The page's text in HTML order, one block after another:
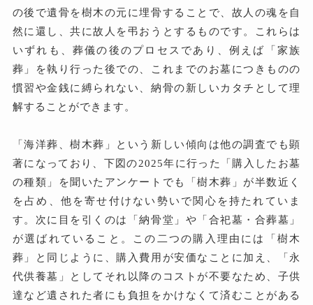
の後で遺骨を樹木の元に埋骨することで、故人の魂を自
然に還し、共に故人を弔おうとするものです。これらは
いずれも、葬儀の後のプロセスであり、例えば「家族
葬」を執り行った後での、これまでのお墓につきものの
慣習や金銭に縛られない、納骨の新しいカタチとして理
解することができます。
「海洋葬、樹木葬」という新しい傾向は他の調査でも顕
著になっており、下図の2025年に行った「購入したお墓
の種類」を聞いたアンケートでも「樹木葬」が半数近く
を占め、他を寄せ付けない勢いで関心を持たれていま
す。次に目を引くのは「納骨堂」や「合祀墓・合葬墓」
が選ばれていること。この二つの購入理由には「樹木
葬」と同じように、購入費用が安価なことに加え、「永
代供養墓」としてそれ以降のコストが不要なため、子供
達など遺された者にも負担をかけなくて済むことがある